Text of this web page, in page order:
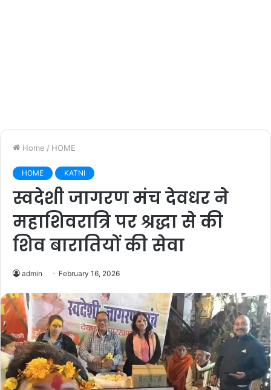
Home / HOME
HOME KATNI
स्वदेशी जागरण मंच देवधर ने
महाशिवरात्रि पर श्रद्धा से की
शिव बारातियों की सेवा
admin February 16, 2026